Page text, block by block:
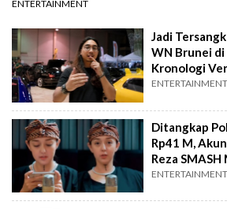
ENTERTAINMENT
Jadi
WN Brunei
Kronologi
ENTERTAINMENT
Ditangkap
Rp41 M,
Reza
ENTERTAINMENT